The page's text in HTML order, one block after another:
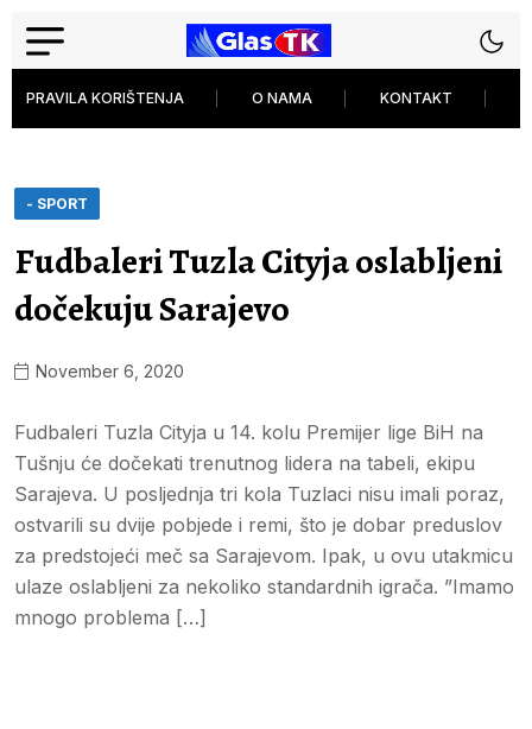
PRAVILA KORIŠTENJA O NAMA KONTAKT
- SPORT
Fudbaleri Tuzla Cityja oslabljeni
dočekuju Sarajevo
November 6, 2020
Fudbaleri Tuzla Cityja u 14. kolu Premijer lige BiH na
Tušnju će dočekati trenutnog lidera na tabeli, ekipu
Sarajeva. U posljednja tri kola Tuzlaci nisu imali poraz,
ostvarili su dvije pobjede i remi, što je dobar preduslov
za predstojeći meč sa Sarajevom. Ipak, u ovu utakmicu
ulaze oslabljeni za nekoliko standardnih igrača. ”Imamo
mnogo problema […]